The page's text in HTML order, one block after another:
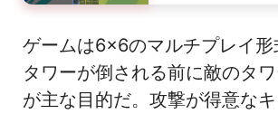
ゲームは6×6のマルチプレイ
タワーが倒される前に敵のタ
が主な目的だ。攻撃が得意な